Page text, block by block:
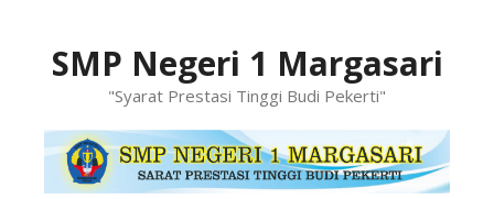
SMP Negeri 1 Margasari
"Syarat Prestasi Tinggi Budi Pekerti"